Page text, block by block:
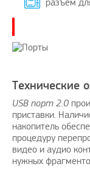
разъем
Технические
USB порт 2.0
приставки.
накопитель
процедуру
видео и аудио
нужных